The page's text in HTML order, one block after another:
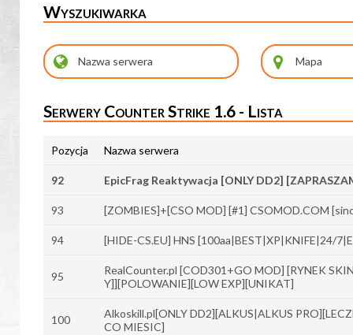
Wyszukiwarka
Serwery Counter Strike 1.6 - Lista
Pozycja Nazwa serwera
92 EpicFrag Reaktywacja [ONLY DD2]
93 [ZOMBIES]+[CSO MOD] [#1] CSOMOD.COM
94 [HIDE-CS.EU] HNS [100aa|BEST|XP|KNIFE|24/
95
RealCounter.pl [COD301+GO MOD] [RYNEK
Y]][POLOWANIE][LOW EXP][UNIKAT]
100
Alkoskill.pl[ONLY DD2][ALKUS|ALKUS
CO MIESIC]